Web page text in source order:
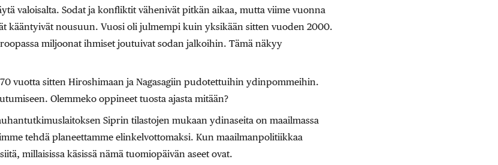
valoisalta. Sodat ja konfliktit vähenivät pitkän aikaa, mutta viime vuonna
kääntyivät nousuun. Vuosi oli julmempi kuin yksikään sitten vuoden 2000.
miljoonat ihmiset joutuivat sodan jalkoihin. Tämä näkyy
vuotta sitten Hiroshimaan ja Nagasagiin pudotettuihin ydinpommeihin.
Olemmeko oppineet tuosta ajasta mitään?
Siprin tilastojen mukaan ydinaseita on maailmassa
tehdä planeettamme elinkelvottomaksi. Kun maailmanpolitiikkaa
millaisissa käsissä nämä tuomiopäivän aseet ovat.